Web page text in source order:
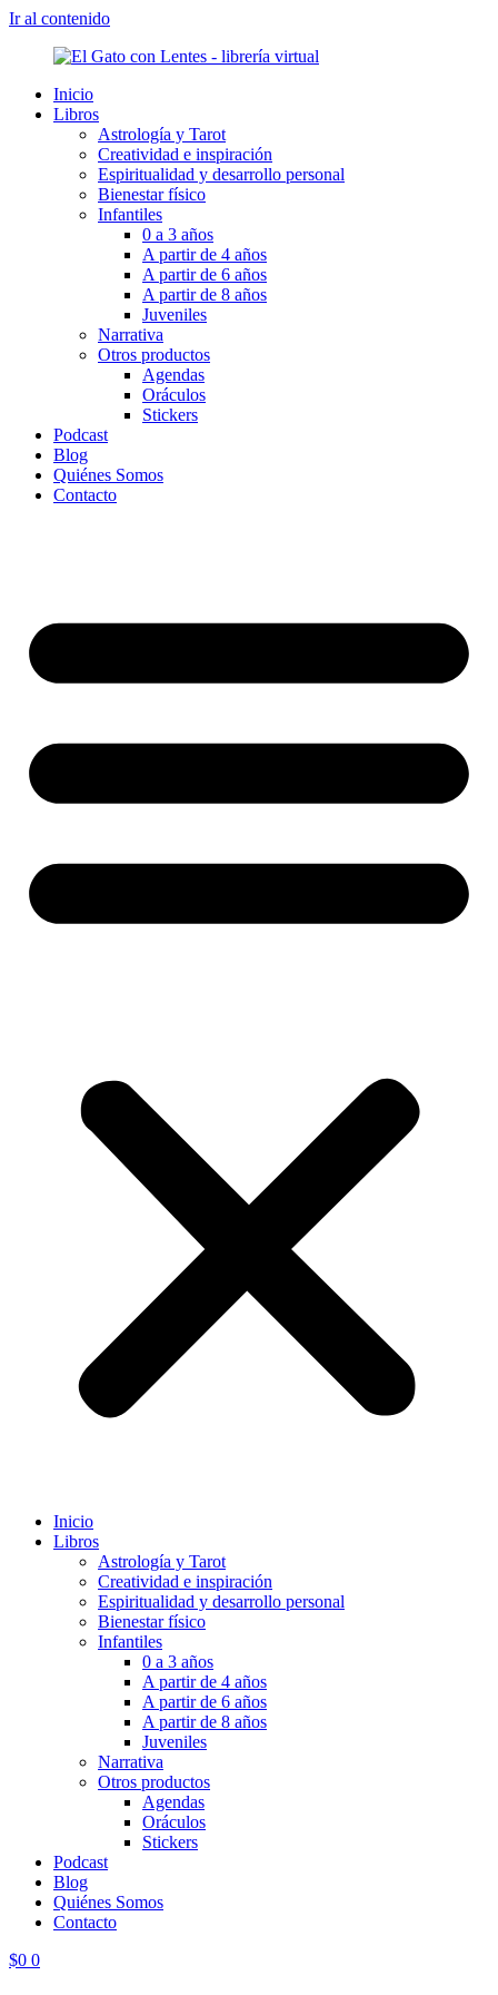
Ir al contenido
Inicio
Libros
Astrología y Tarot
Creatividad e inspiración
Espiritualidad y desarrollo personal
Bienestar físico
Infantiles
0 a 3 años
A partir de 4 años
A partir de 6 años
A partir de 8 años
Juveniles
Narrativa
Otros productos
Agendas
Oráculos
Stickers
Podcast
Blog
Quiénes Somos
Contacto
Inicio
Libros
Astrología y Tarot
Creatividad e inspiración
Espiritualidad y desarrollo personal
Bienestar físico
Infantiles
0 a 3 años
A partir de 4 años
A partir de 6 años
A partir de 8 años
Juveniles
Narrativa
Otros productos
Agendas
Oráculos
Stickers
Podcast
Blog
Quiénes Somos
Contacto
$0 0